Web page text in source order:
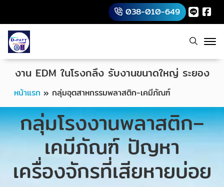
038-010-649
หน้าแรก » กลุ่มอุตสาหกรรมพลาสติก-เคมีภัณฑ์
งาน EDM ในโรงกลึง รับงานขนาดใหญ่ ระยอง
กลุ่มโรงงานพลาสติก–
เคมีภัณฑ์ ปัญหา
เครื่องจักรที่เสียหายบ่อย